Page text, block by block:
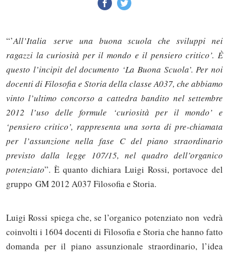
“’All’Italia serve una buona scuola che sviluppi nei
ragazzi la curiosità per il mondo e il pensiero critico’. È
questo l’incipit del documento ‘La Buona Scuola’. Per noi
docenti di Filosofia e Storia della classe A037, che abbiamo
vinto l’ultimo concorso a cattedra bandito nel settembre
2012 l’uso delle formule ‘curiosità per il mondo’ e
‘pensiero critico’, rappresenta una sorta di pre-chiamata
per l’assunzione nella fase C del piano straordinario
previsto dalla legge 107/15, nel quadro dell’organico
potenziato”. È quanto dichiara Luigi Rossi, portavoce del
gruppo GM 2012 A037 Filosofia e Storia.
Luigi Rossi spiega che, se l’organico potenziato non vedrà
coinvolti i 1604 docenti di Filosofia e Storia che hanno fatto
domanda per il piano assunzionale straordinario, l’idea